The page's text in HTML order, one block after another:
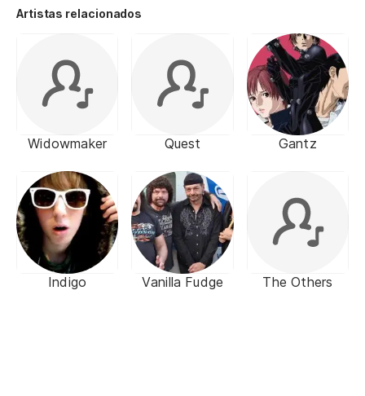
Artistas relacionados
Widowmaker Quest Gantz
Indigo Vanilla Fudge The Others